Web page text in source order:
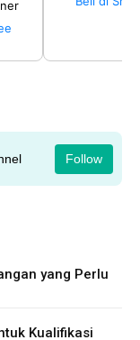
Follow
yang Perlu
Kualifikasi